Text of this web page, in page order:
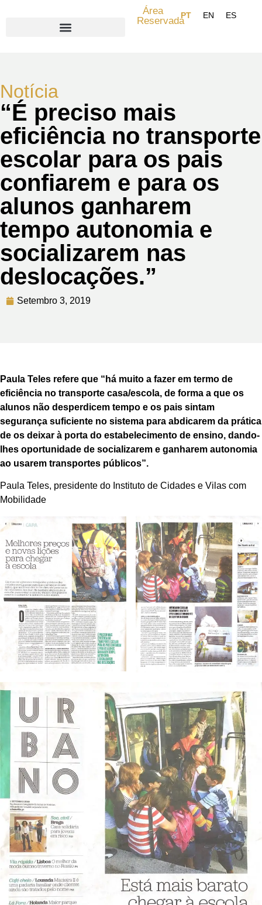
Área
Reservada
Notícia
“É preciso mais
eficiência no transporte
escolar para os pais
confiarem e para os
alunos ganharem
tempo autonomia e
socializarem nas
deslocações.”
Setembro 3, 2019
Paula Teles refere que “há muito a fazer em termo de
eficiência no transporte casa/escola, de forma a que os
alunos não desperdicem tempo e os pais sintam
segurança suficiente no sistema para abdicarem da prática
de os deixar à porta do estabelecimento de ensino, dando-
lhes oportunidade de socializarem e ganharem autonomia
ao usarem transportes públicos”.
Paula Teles, presidente do Instituto de Cidades e Vilas com
Mobilidade